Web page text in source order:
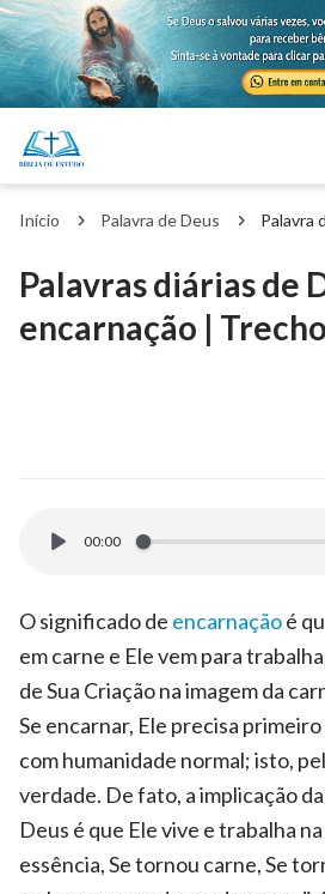
Início Palavra de Deus Palavra
Palavras diárias de
encarnação |
00:00
O significado de encarnaçãoé
em carne e Ele vem para
de Sua Criação na imagem da
Se encarnar, Ele precisa
com humanidade normal; isto,
verdade. De fato, a implicação
Deus é que Ele vive e trabalha
essência, Se tornou carne, Se